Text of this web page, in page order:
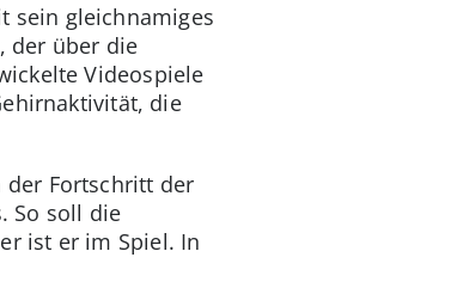
sein gleichnamiges
der über die
Videospiele
die
der Fortschritt der
So soll die
ist er im Spiel. In